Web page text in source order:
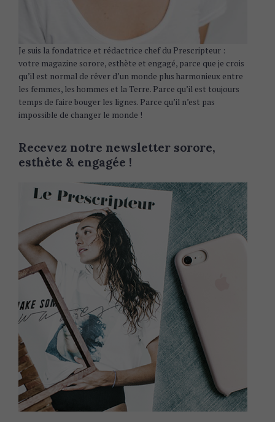
Je suis la fondatrice et rédactrice chef du Prescripteur :
votre magazine sorore, esthète et engagé, parce que je crois
qu’il est normal de rêver d’un monde plus harmonieux entre
les femmes, les hommes et la Terre. Parce qu’il est toujours
temps de faire bouger les lignes. Parce qu’il n’est pas
impossible de changer le monde !
Recevez notre newsletter sorore,
esthète & engagée !